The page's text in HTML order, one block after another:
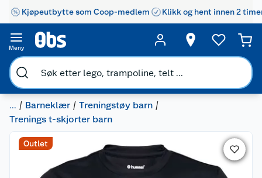
Kjøpeutbytte som Coop-medlem Klikk og hent innen 2
Meny
... Barneklær
Treningstøy barn
Trenings t-skjorter barn
Outlet